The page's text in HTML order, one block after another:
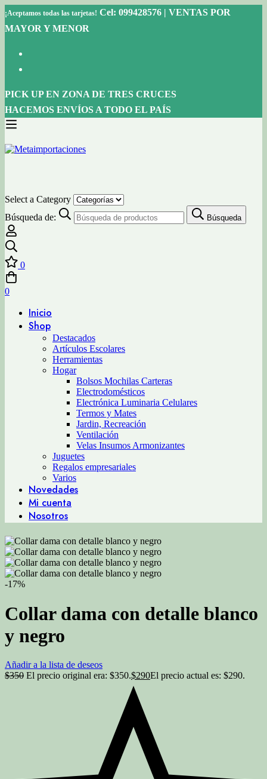
¡Aceptamos todas las tarjetas! Cel: 099428576 | VENTAS POR
MAYOR Y MENOR
PICK UP EN ZONA DE TRES CRUCES
HACEMOS ENVÍOS A TODO EL PAÍS
Select a Category
Búsqueda de:
Búsqueda
0
0
Inicio
Shop
Destacados
Artículos Escolares
Herramientas
Hogar
Bolsos Mochilas Carteras
Electrodomésticos
Electrónica Luminaria Celulares
Termos y Mates
Jardin, Recreación
Ventilación
Velas Insumos Armonizantes
Juguetes
Regalos empresariales
Varios
Novedades
Mi cuenta
Nosotros
-17%
Collar dama con detalle blanco
y negro
Añadir a la lista de deseos
$350 El precio original era: $350.$290El precio actual es: $290.